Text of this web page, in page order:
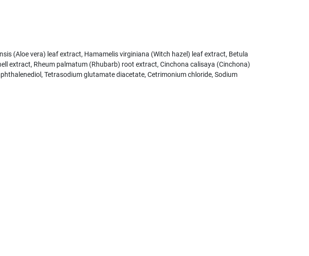
(Aloe vera) leaf extract, Hamamelis virginiana (Witch hazel) leaf extract, Betula
extract, Rheum palmatum (Rhubarb) root extract, Cinchona calisaya (Cinchona)
Tetrasodium glutamate diacetate, Cetrimonium chloride, Sodium